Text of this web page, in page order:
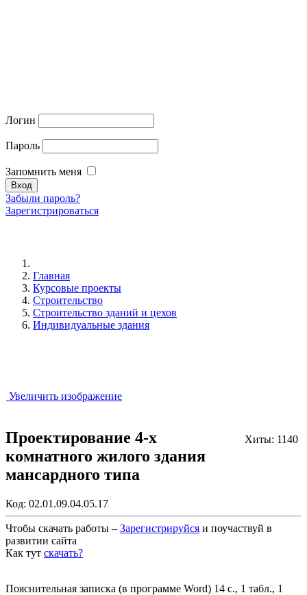
Логин
Пароль
Запомнить меня
Забыли пароль?
Зарегистрироваться
Главная
Курсовые проекты
Строительство
Строительство зданий и цехов
Индивидуальные здания
Увеличить изображение
Хиты: 1140
Проектирование 4-х
комнатного жилого здания
мансардного типа
Код: 02.01.09.04.05.17
Чтобы скачать работы – Зарегистрируйся и поучаствуй в
развитии сайта
Как тут скачать?
Пояснительная записка (в программе Word) 14 с., 1 табл., 1